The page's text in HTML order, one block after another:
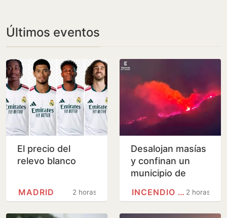
Últimos eventos
El precio del
relevo blanco
2 horas
MADRID
Desalojan masías
y confinan un
municipio de
incendios
2 horas
INCENDIO FORESTAL